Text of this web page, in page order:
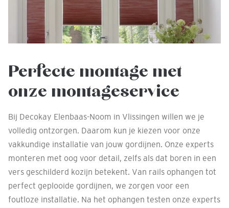
Perfecte montage met
onze montageservice
Bij Decokay Elenbaas-Noom in Vlissingen willen we je
volledig ontzorgen. Daarom kun je kiezen voor onze
vakkundige installatie van jouw gordijnen. Onze experts
monteren met oog voor detail, zelfs als dat boren in een
vers geschilderd kozijn betekent. Van rails ophangen tot
perfect geplooide gordijnen, we zorgen voor een
foutloze installatie. Na het ophangen testen onze experts